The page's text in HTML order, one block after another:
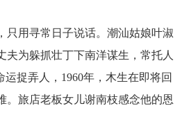
只用寻常日子说话。潮汕姑娘叶淑
夫为躲抓壮丁下南洋谋生，常托人
运捉弄人，1960年，木生在即将回
。旅店老板女儿谢南枝感念他的恩